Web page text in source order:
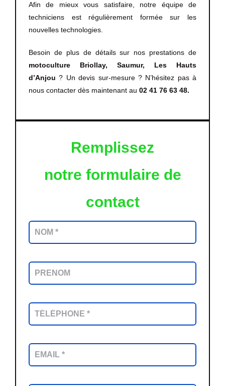
Afin de mieux vous satisfaire, notre équipe de
techniciens est régulièrement formée sur les
nouvelles technologies.
Besoin de plus de détails sur nos prestations de
motoculture Briollay, Saumur, Les Hauts
d’Anjou ? Un devis sur-mesure ? N’hésitez pas à
nous contacter dès maintenant au 02 41 76 63 48.
Remplissez
notre formulaire de
contact